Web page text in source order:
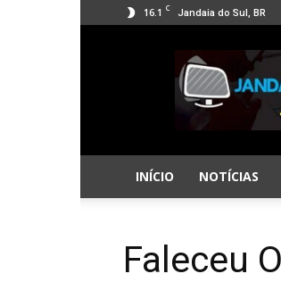
16.1 C Jandaia do Sul, BR
Jandaia
Online
INÍCIO NOTÍCIAS
Faleceu